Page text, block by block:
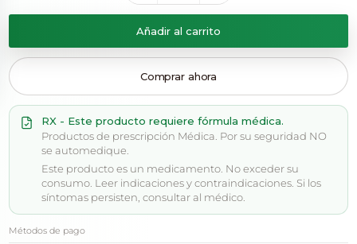
Añadir al carrito
Comprar ahora
RX - Este producto requiere fórmula médica.
Productos de prescripción Médica. Por su seguridad NO
se automedique.
Este producto es un medicamento. No exceder su
consumo. Leer indicaciones y contraindicaciones. Si los
síntomas persisten, consultar al médico.
Métodos de pago